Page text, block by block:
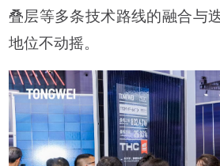
叠层等多条技术路线的融合与
地位不动摇。